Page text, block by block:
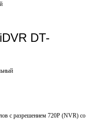
DT-
с разрешением 720P (NVR) со